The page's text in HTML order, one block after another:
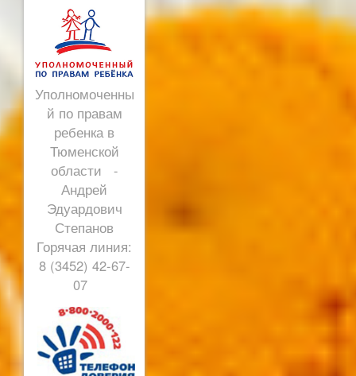
Уполномоченны
й по правам
ребенка в
Тюменской
области -
Андрей
Эдуардович
Степанов
Горячая линия:
8 (3452) 42-67-
07